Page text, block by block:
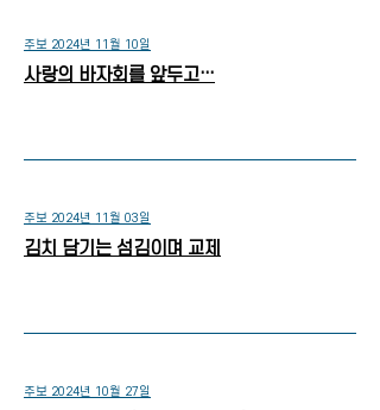
주보 2024년 11월 10일
사랑의 바자회를 앞두고…
주보 2024년 11월 03일
김치 담기는 섬김이며 교제
주보 2024년 10월 27일